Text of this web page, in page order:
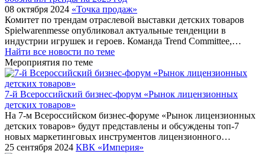
08 октября 2024 «Точка продаж»
Комитет по трендам отраслевой выставки детских товаров
Spielwarenmesse опубликовал актуальные тенденции в
индустрии игрушек и героев. Команда Trend Committee,…
Найти все новости по теме
Мероприятия по теме
7-й Всероссийский бизнес-форум «Рынок лицензионных
детских товаров»
На 7-м Всероссийском бизнес-форуме «Рынок лицензионных
детских товаров» будут представлены и обсуждены топ-7
новых маркетинговых инструментов лицензионного…
25 сентября 2024 КВК «Империя»